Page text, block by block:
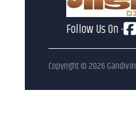
Follow Us On -
Copyright © 2026 Gandiv.in